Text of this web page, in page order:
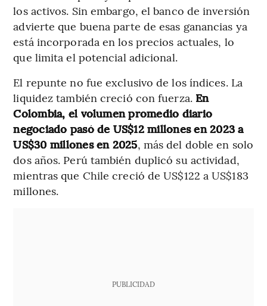
los activos. Sin embargo, el banco de inversión
advierte que buena parte de esas ganancias ya
está incorporada en los precios actuales, lo
que limita el potencial adicional.
El repunte no fue exclusivo de los índices. La
liquidez también creció con fuerza. En
Colombia, el volumen promedio diario
negociado pasó de US$12 millones en 2023 a
US$30 millones en 2025, más del doble en solo
dos años. Perú también duplicó su actividad,
mientras que Chile creció de US$122 a US$183
millones.
PUBLICIDAD